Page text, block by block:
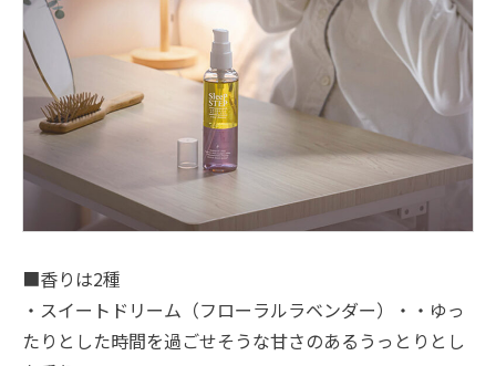
■香りは2種
・スイートドリーム（フローラルラベンダー）・・ゆっ
たりとした時間を過ごせそうな甘さのあるうっとりとし